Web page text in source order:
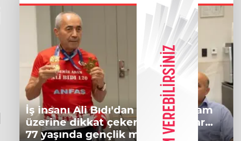
İş insanı Ali Bıdı'dan sağlıklı yaşam
üzerine dikkat çeken açıklamalar...
77 yaşında gençlik mucizesi